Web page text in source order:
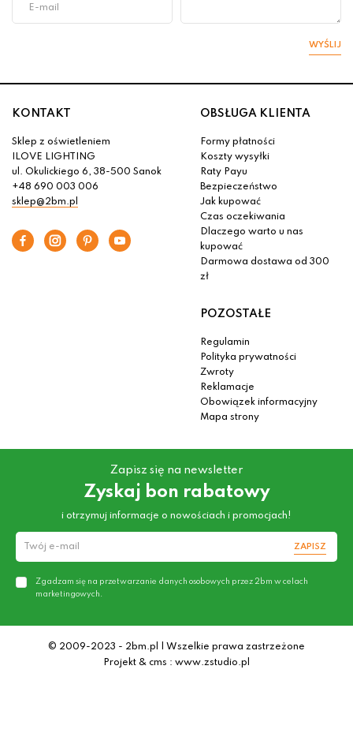
WYŚLIJ
KONTAKT
Sklep z oświetleniem
ILOVE LIGHTING
ul. Okulickiego 6, 38-500 Sanok
+48 690 003 006
sklep@2bm.pl
OBSŁUGA KLIENTA
Formy płatności
Koszty wysyłki
Raty Payu
Bezpieczeństwo
Jak kupować
Czas oczekiwania
Dlaczego warto u nas
kupować
Darmowa dostawa od 300
zł
POZOSTAŁE
Regulamin
Polityka prywatności
Zwroty
Reklamacje
Obowiązek informacyjny
Mapa strony
Zapisz się na newsletter
Zyskaj bon rabatowy
i otrzymuj informacje o nowościach i promocjach!
ZAPISZ
Zgadzam się na przetwarzanie danych osobowych przez 2bm w celach
marketingowych.
© 2009-2023 - 2bm.pl | Wszelkie prawa zastrzeżone
Projekt & cms : www.zstudio.pl